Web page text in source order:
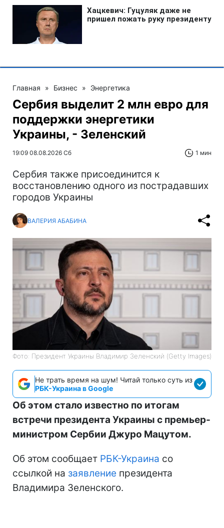
Главная » Бизнес » Энергетика
Сербия выделит 2 млн евро для
поддержки энергетики
Украины, - Зеленский
19:09 08.08.2026 Сб 1 мин
Сербия также присоединится к
восстановлению одного из пострадавших
городов Украины
ВАЛЕРИЯ АБАБИНА
Фото: Президент Украины Владимир Зеленский (Getty Images)
Не трать время на шум! Читай только суть из
РБК-Украина в Google
Об этом стало известно по итогам
встречи президента Украины с премьер-
министром Сербии Джуро Мацутом.
Об этом сообщает РБК-Украина со
ссылкой на заявление президента
Владимира Зеленского.